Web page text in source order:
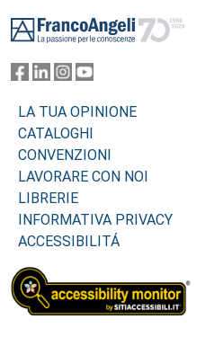
LA TUA OPINIONE
CATALOGHI
CONVENZIONI
LAVORARE CON NOI
LIBRERIE
INFORMATIVA PRIVACY
ACCESSIBILITÁ